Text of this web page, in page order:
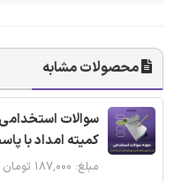
محصولات مشابه
سوالات
کمیته امداد با
مبلغ: ۱۸۷,۰۰۰ تومان